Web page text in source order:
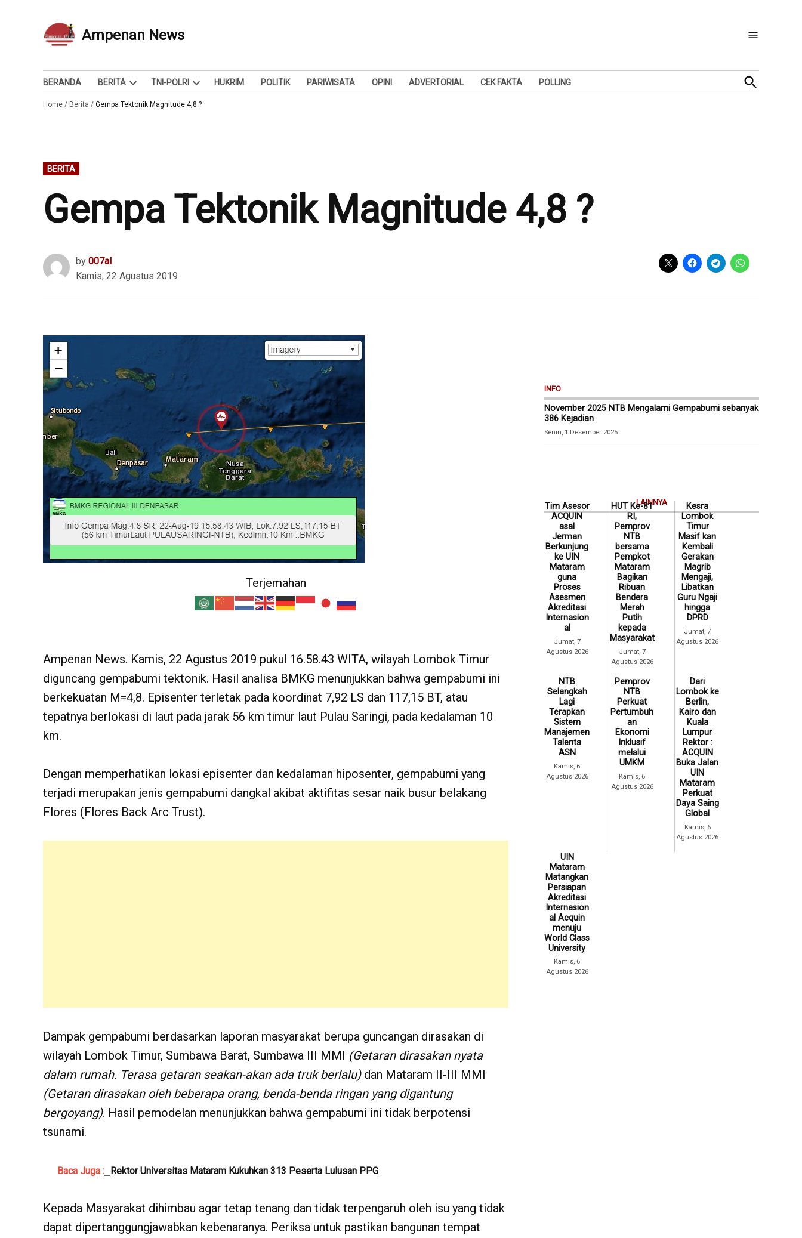
Ampenan News
Berita dan Info
BERANDA BERITA
Open
dropdown
TNI-POLRI
Open
dropdown
HUKRIM POLITIK PARIWISATA OPINI ADVERTORIAL CEK FAKTA POLLING
Open
Search
Home / Berita / Gempa Tektonik Magnitude 4,8 ?
POSTED
IN
BERITA
Gempa Tektonik Magnitude 4,8 ?
by 007al
Kamis, 22 Agustus 2019
Terjemahan
Ampenan News. Kamis, 22 Agustus 2019 pukul 16.58.43 WITA, wilayah Lombok Timur
diguncang gempabumi tektonik. Hasil analisa BMKG menunjukkan bahwa gempabumi ini
berkekuatan M=4,8. Episenter terletak pada koordinat 7,92 LS dan 117,15 BT, atau
tepatnya berlokasi di laut pada jarak 56 km timur laut Pulau Saringi, pada kedalaman 10
km.
Dengan memperhatikan lokasi episenter dan kedalaman hiposenter, gempabumi yang
terjadi merupakan jenis gempabumi dangkal akibat aktifitas sesar naik busur belakang
Flores (Flores Back Arc Trust).
Dampak gempabumi berdasarkan laporan masyarakat berupa guncangan dirasakan di
wilayah Lombok Timur, Sumbawa Barat, Sumbawa III MMI (Getaran dirasakan nyata
dalam rumah. Terasa getaran seakan-akan ada truk berlalu)dan Mataram II-III MMI
(Getaran dirasakan oleh beberapa orang, benda-benda ringan yang digantung
bergoyang). Hasil pemodelan menunjukkan bahwa gempabumi ini tidak berpotensi
tsunami.
Baca Juga : Rektor Universitas Mataram Kukuhkan 313 Peserta Lulusan PPG
Kepada Masyarakat dihimbau agar tetap tenang dan tidak terpengaruh oleh isu yang tidak
dapat dipertanggungjawabkan kebenaranya. Periksa untuk pastikan bangunan tempat
INFO
November 2025 NTB Mengalami Gempabumi sebanyak
386 Kejadian
Senin, 1 Desember 2025
LAINNYA
Tim Asesor
ACQUIN
asal
Jerman
Berkunjung
ke UIN
Mataram
guna
Proses
Asesmen
Akreditasi
Internasion
al
Jumat, 7
Agustus 2026
HUT Ke-81
RI,
Pemprov
NTB
bersama
Pempkot
Mataram
Bagikan
Ribuan
Bendera
Merah
Putih
kepada
Masyarakat
Jumat, 7
Agustus 2026
Kesra
Lombok
Timur
Masif kan
Kembali
Gerakan
Magrib
Mengaji,
Libatkan
Guru Ngaji
hingga
DPRD
Jumat, 7
Agustus 2026
NTB
Selangkah
Lagi
Terapkan
Sistem
Manajemen
Talenta
ASN
Kamis, 6
Agustus 2026
Pemprov
NTB
Perkuat
Pertumbuh
an
Ekonomi
Inklusif
melalui
UMKM
Kamis, 6
Agustus 2026
Dari
Lombok ke
Berlin,
Kairo dan
Kuala
Lumpur
Rektor :
ACQUIN
Buka Jalan
UIN
Mataram
Perkuat
Daya Saing
Global
Kamis, 6
Agustus 2026
UIN
Mataram
Matangkan
Persiapan
Akreditasi
Internasion
al Acquin
menuju
World Class
University
Kamis, 6
Agustus 2026